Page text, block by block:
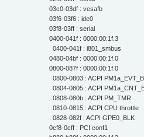
03c0-03df : vesafb
03f6-03f6 : ide0
03f8-03ff : serial
0400-041f : 0000:00:1f.3
0400-041f : i801_smbus
0480-04bf : 0000:00:1f.0
0800-087f : 0000:00:1f.0
0800-0803 : ACPI
0804-0805 : ACPI
0808-080b : ACPI PM_TMR
0810-0815 : ACPI CPU throttle
0828-082f : ACPI GPE0_BLK
0cf8-0cff : PCI conf1